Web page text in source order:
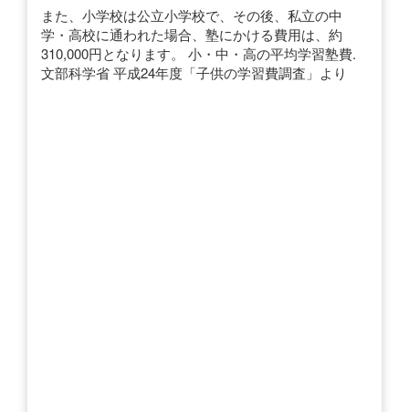
また、小学校は公立小学校で、その後、私立の中
学・高校に通われた場合、塾にかける費用は、約
310,000円となります。 小・中・高の平均学習塾費.
文部科学省 平成24年度「子供の学習費調査」より